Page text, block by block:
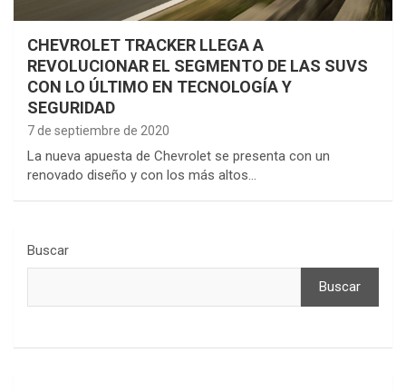
CHEVROLET TRACKER LLEGA A
REVOLUCIONAR EL SEGMENTO DE LAS SUVS
CON LO ÚLTIMO EN TECNOLOGÍA Y
SEGURIDAD
7 de septiembre de 2020
La nueva apuesta de Chevrolet se presenta con un
renovado diseño y con los más altos…
Buscar
Buscar